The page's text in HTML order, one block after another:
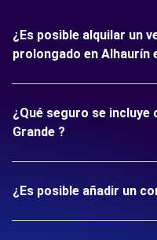
¿Es posible alquilar un
prolongado en Alhaurín
¿Qué seguro se incluye
Grande ?
¿Es posible añadir un